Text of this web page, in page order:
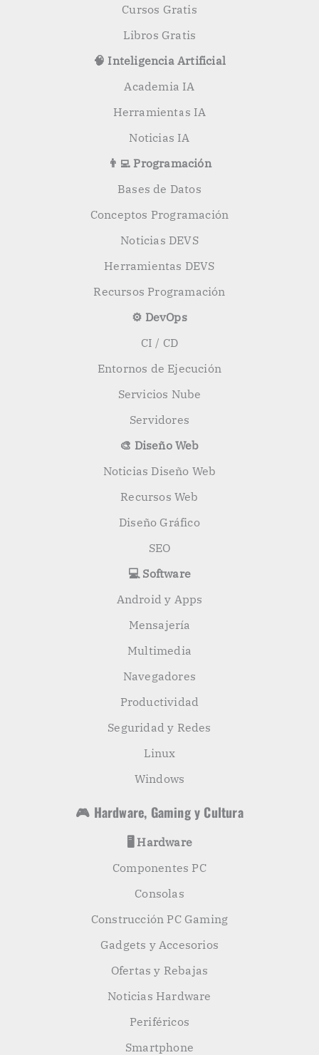
Cursos Gratis
Libros Gratis
🧠 Inteligencia Artificial
Academia IA
Herramientas IA
Noticias IA
👨‍💻 Programación
Bases de Datos
Conceptos Programación
Noticias DEVS
Herramientas DEVS
Recursos Programación
⚙️ DevOps
CI / CD
Entornos de Ejecución
Servicios Nube
Servidores
🎨 Diseño Web
Noticias Diseño Web
Recursos Web
Diseño Gráfico
SEO
💻 Software
Android y Apps
Mensajería
Multimedia
Navegadores
Productividad
Seguridad y Redes
Linux
Windows
🎮 Hardware, Gaming y Cultura
🖥️ Hardware
Componentes PC
Consolas
Construcción PC Gaming
Gadgets y Accesorios
Ofertas y Rebajas
Noticias Hardware
Periféricos
Smartphone